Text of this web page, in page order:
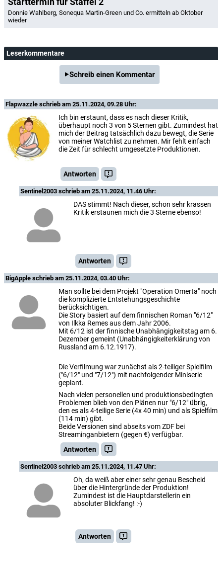
Donnie Wahlberg, Sonequa Martin-Green und Co. ermitteln ab Oktober
wieder
Leserkommentare
Schreib einen Kommentar
Flapwazzle schrieb am 25.11.2024, 09.28 Uhr:
Ich bin erstaunt, dass es nach dieser Kritik,
überhaupt noch 3 von 5 Sternen gibt. Zumindest hat
mich der Beitrag tatsächlich dazu bewegt, die Serie
von meiner Watchlist zu nehmen. Mir fehlt einfach
die Zeit für schlecht umgesetzte Produktionen.
Antworten
Sentinel2003 schrieb am 25.11.2024, 11.46 Uhr:
DAS stimmt! Nach dieser, schon sehr krassen
Kritik erstaunen mich die 3 Sterne ebenso!
Antworten
BigApple schrieb am 25.11.2024, 03.40 Uhr:
Man sollte bei dem Projekt "Operation Omerta" noch
die komplizierte Entstehungsgeschichte
berücksichtigen.
Die Story basiert auf dem finnischen Roman "6/12"
von Ilkka Remes aus dem Jahr 2006.
Mit 6/12 ist der finnische Unabhängigkeitstag am 6.
Dezember gemeint (Unabhängigkeiterklärung von
Russland am 6.12.1917).
Die Verfilmung war zunächst als 2-teiliger Spielfilm
("6/12" und "7/12") mit nachfolgender Miniserie
geplant.
Nach vielen personellen und produktionsbedingten
Problemen blieb von den Plänen nur "6/12" übrig,
den es als 4-teilige Serie (4x 40 min) und als Spielfilm
(114 min) gibt.
Beide Versionen sind abseits vom ZDF bei
Streaminganbietern (gegen €) verfügbar.
Antworten
Sentinel2003 schrieb am 25.11.2024, 11.47 Uhr:
Oh, da weiß aber einer sehr genau Bescheid
über die Hintergründe der Produktion!
Zumindest ist die Hauptdarstellerin ein
absoluter Blickfang! :-)
Antworten